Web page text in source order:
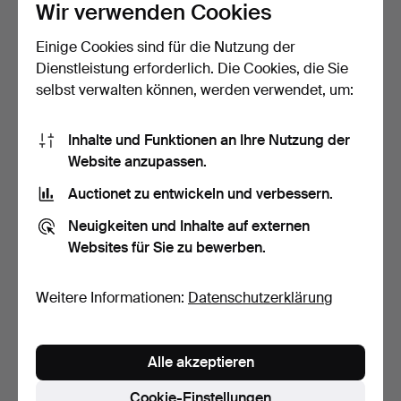
STEHLAMPE. Glas, "Typ 1",
18 Gebote
ANDERS PEHRSON.
6 Gebote
Wir verwenden Cookies
Einige Cookies sind für die Nutzung der
Dienstleistung erforderlich. Die Cookies, die Sie
selbst verwalten können, werden verwendet, um:
Inhalte und Funktionen an Ihre Nutzung der
Website anzupassen.
Auctionet zu entwickeln und verbessern.
Neuigkeiten und Inhalte auf externen
Websites für Sie zu bewerben.
Weitere Informationen: Datenschutzerklärung
Alle akzeptieren